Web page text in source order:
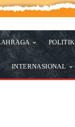
POLITIK
INTERNASIONAL